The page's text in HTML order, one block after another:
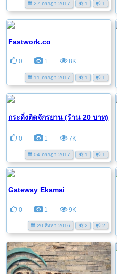
27 กรกฎา 2017 1 1
Fastwork.co
0 1 8K
11 กรกฎา 2017 1 1
กระดิ่งติดจักรยาน (ร้าน 20 บาท)
0 1 7K
04 กรกฎา 2017 1 1
Gateway Ekamai
0 1 9K
20 สิงหา 2016 2 2